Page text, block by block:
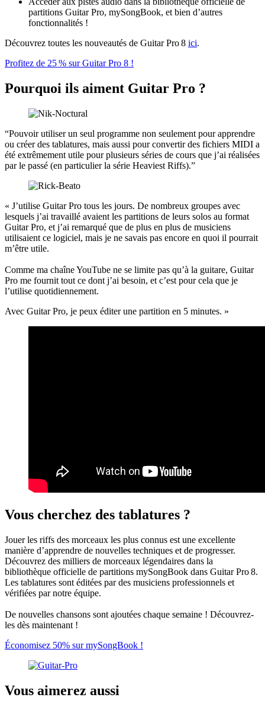
partitions Guitar Pro, mySongBook, et bien d’autres
fonctionnalités !
Découvrez toutes les nouveautés de Guitar Pro 8 ici.
Profitez de 25 % sur Guitar Pro 8 !
Pourquoi ils aiment Guitar Pro ?
“Pouvoir utiliser un seul programme non seulement pour apprendre
ou créer des tablatures, mais aussi pour convertir des fichiers MIDI a
été extrêmement utile pour plusieurs séries de cours que j’ai réalisées
par le passé (en particulier la série Heaviest Riffs).”
« J’utilise Guitar Pro tous les jours. De nombreux groupes avec
lesquels j’ai travaillé avaient les partitions de leurs solos au format
Guitar Pro, et j’ai remarqué que de plus en plus de musiciens
utilisaient ce logiciel, mais je ne savais pas encore en quoi il pourrait
m’être utile.
Comme ma chaîne YouTube ne se limite pas qu’à la guitare, Guitar
Pro me fournit tout ce dont j’ai besoin, et c’est pour cela que je
l’utilise quotidiennement.
Avec Guitar Pro, je peux éditer une partition en 5 minutes. »
Vous cherchez des tablatures ?
Jouer les riffs des morceaux les plus connus est une excellente
manière d’apprendre de nouvelles techniques et de progresser.
Découvrez des milliers de morceaux légendaires dans la
bibliothèque officielle de partitions mySongBook dans Guitar Pro 8.
Les tablatures sont éditées par des musiciens professionnels et
vérifiées par notre équipe.
De nouvelles chansons sont ajoutées chaque semaine ! Découvrez-
les dès maintenant !
Économisez 50% sur mySongBook !
Vous aimerez aussi